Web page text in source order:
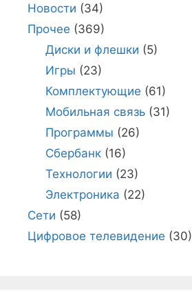
Новости (34)
Прочее (369)
Диски и флешки (5)
Игры (23)
Комплектующие (61)
Мобильная связь(31)
Программы (26)
Сбербанк(16)
Технологии (23)
Электроника (22)
Сети (58)
Цифровое телевидение (30)